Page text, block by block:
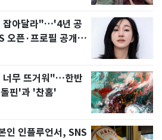
잡아달라"…'4년 공
오픈·프로필 공개
너무 뜨거워"…한반
핀'과 '찬홈'
인 인플루언서, SNS